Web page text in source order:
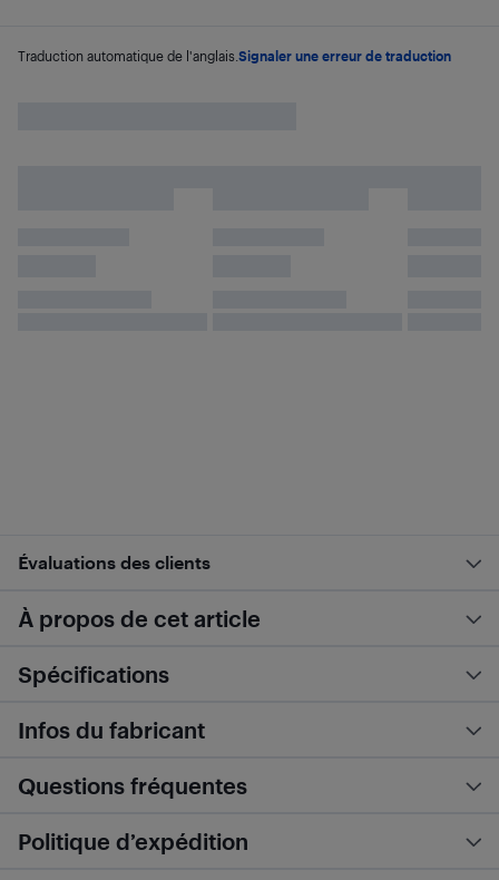
Traduction automatique de l'anglais. Signaler une erreur de traduction
Évaluations des clients
À propos de cet article
Spécifications
Infos du fabricant
Questions fréquentes
Politique d’expédition